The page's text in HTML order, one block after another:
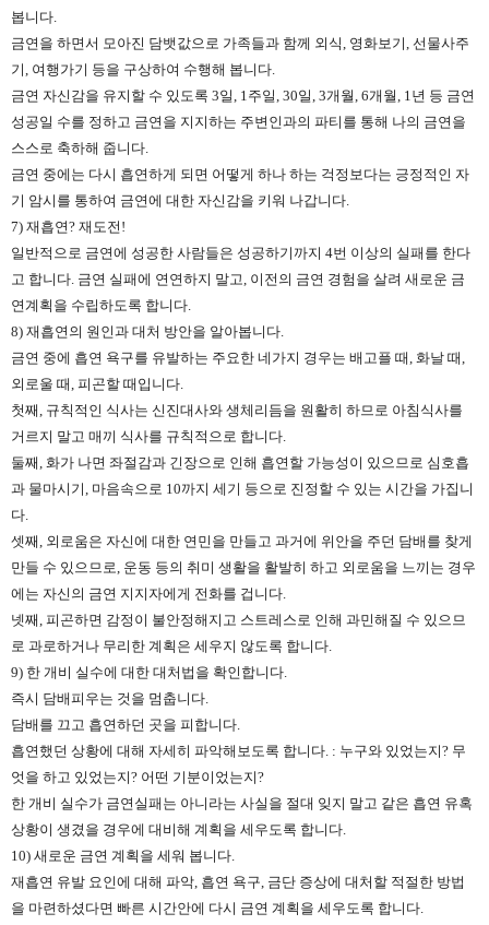
봅니다.
금연을 하면서 모아진 담뱃값으로 가족들과 함께 외식, 영화보기, 선물사주
기, 여행가기 등을 구상하여 수행해 봅니다.
금연 자신감을 유지할 수 있도록 3일, 1주일, 30일, 3개월, 6개월, 1년 등 금연
성공일 수를 정하고 금연을 지지하는 주변인과의 파티를 통해 나의 금연을
스스로 축하해 줍니다.
금연 중에는 다시 흡연하게 되면 어떻게 하나 하는 걱정보다는 긍정적인 자
기 암시를 통하여 금연에 대한 자신감을 키워 나갑니다.
7) 재흡연? 재도전!
일반적으로 금연에 성공한 사람들은 성공하기까지 4번 이상의 실패를 한다
고 합니다. 금연 실패에 연연하지 말고, 이전의 금연 경험을 살려 새로운 금
연계획을 수립하도록 합니다.
8) 재흡연의 원인과 대처 방안을 알아봅니다.
금연 중에 흡연 욕구를 유발하는 주요한 네가지 경우는 배고플 때, 화날 때,
외로울 때, 피곤할 때입니다.
첫째, 규칙적인 식사는 신진대사와 생체리듬을 원활히 하므로 아침식사를
거르지 말고 매끼 식사를 규칙적으로 합니다.
둘째, 화가 나면 좌절감과 긴장으로 인해 흡연할 가능성이 있으므로 심호흡
과 물마시기, 마음속으로 10까지 세기 등으로 진정할 수 있는 시간을 가집니
다.
셋째, 외로움은 자신에 대한 연민을 만들고 과거에 위안을 주던 담배를 찾게
만들 수 있으므로, 운동 등의 취미 생활을 활발히 하고 외로움을 느끼는 경우
에는 자신의 금연 지지자에게 전화를 겁니다.
넷째, 피곤하면 감정이 불안정해지고 스트레스로 인해 과민해질 수 있으므
로 과로하거나 무리한 계획은 세우지 않도록 합니다.
9) 한 개비 실수에 대한 대처법을 확인합니다.
즉시 담배피우는 것을 멈춥니다.
담배를 끄고 흡연하던 곳을 피합니다.
흡연했던 상황에 대해 자세히 파악해보도록 합니다. : 누구와 있었는지? 무
엇을 하고 있었는지? 어떤 기분이었는지?
한 개비 실수가 금연실패는 아니라는 사실을 절대 잊지 말고 같은 흡연 유혹
상황이 생겼을 경우에 대비해 계획을 세우도록 합니다.
10) 새로운 금연 계획을 세워 봅니다.
재흡연 유발 요인에 대해 파악, 흡연 욕구, 금단 증상에 대처할 적절한 방법
을 마련하셨다면 빠른 시간안에 다시 금연 계획을 세우도록 합니다.